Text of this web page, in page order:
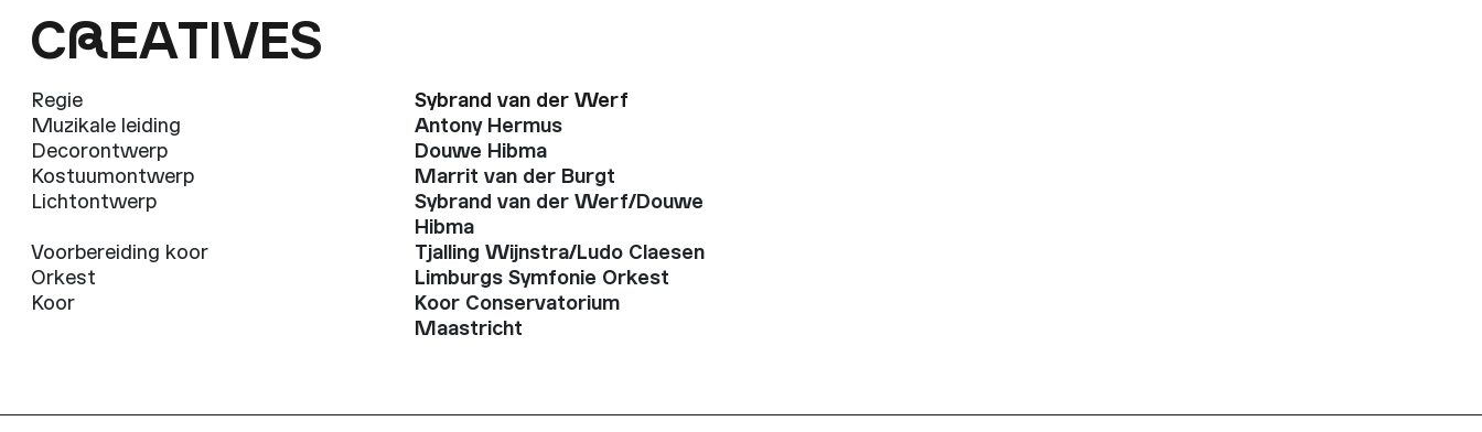
CREATIVES
Regie
Sybrand van der Werf
Muzikale leiding
Antony Hermus
Decorontwerp
Douwe Hibma
Kostuumontwerp
Marrit van der Burgt
Lichtontwerp
Sybrand van der Werf/Douwe
Hibma
Voorbereiding koor
Tjalling Wijnstra/Ludo Claesen
Orkest
Limburgs Symfonie Orkest
Koor
Koor Conservatorium
Maastricht